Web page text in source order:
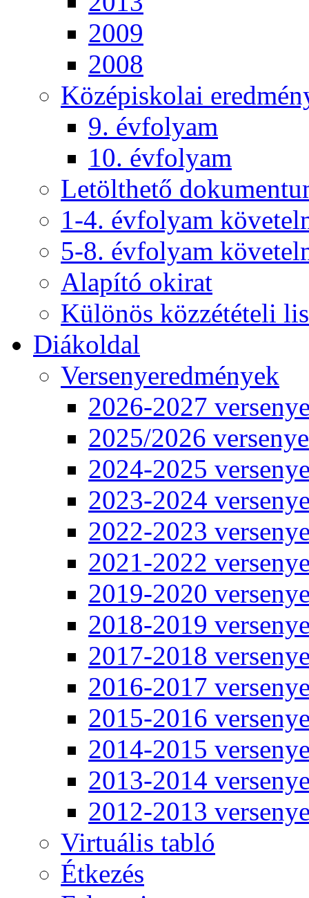
2009
2008
Középiskolai
9. évfolyam
10. évfolyam
Letölthető
1-4. évfolyam
5-8. évfolyam
Alapító okirat
Különös közzétételi
Diákoldal
Versenyeredmények
2026-2027
2025/2026
2024-2025
2023-2024
2022-2023
2021-2022
2019-2020
2018-2019
2017-2018
2016-2017
2015-2016
2014-2015
2013-2014
2012-2013
Virtuális tabló
Étkezés